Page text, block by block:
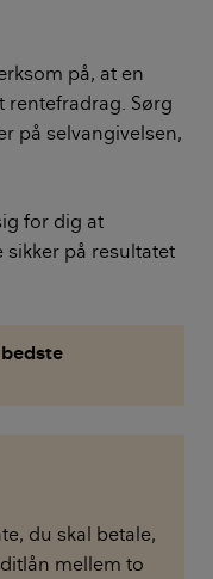
på, at en
Sørg
på selvangivelsen,
for dig at
på resultatet
du skal betale,
mellem to